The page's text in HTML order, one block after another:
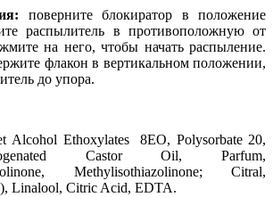
поверните блокиратор в положение
распылитель в противоположную от
на него, чтобы начать распыление.
флакон в вертикальном положении,
до упора.
Аlcohol Еthoxylates 8EO, Polysorbate 20,
Castor Oil, Parfum,
Methylisothiazolinone; Citral,
Linalool, Citric Acid, EDTA.